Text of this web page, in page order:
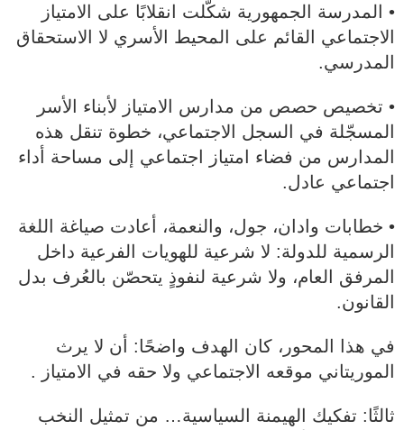
• المدرسة الجمهورية شكّلت انقلابًا على الامتياز
الاجتماعي القائم على المحيط الأسري لا الاستحقاق
المدرسي.
• تخصيص حصص من مدارس الامتياز لأبناء الأسر
المسجّلة في السجل الاجتماعي، خطوة تنقل هذه
المدارس من فضاء امتياز اجتماعي إلى مساحة أداء
اجتماعي عادل.
• خطابات وادان، جول، والنعمة، أعادت صياغة اللغة
الرسمية للدولة: لا شرعية للهويات الفرعية داخل
المرفق العام، ولا شرعية لنفوذٍ يتحصّن بالعُرف بدل
القانون.
في هذا المحور، كان الهدف واضحًا: أن لا يرث
الموريتاني موقعه الاجتماعي ولا حقه في الامتياز .
ثالثًا: تفكيك الهيمنة السياسية… من تمثيل النخب